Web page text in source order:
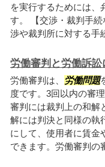
を実行するためには、
す。 【交渉・裁判手
渉や裁判所に対する手
労働審判と労働訴訟
労働審判は、 労働問題
度です。3回以内の審
審判には裁判上の和解
解には判決と同様の執
にして、使用者に賃金
できます。労働審判の